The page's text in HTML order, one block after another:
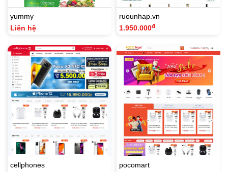
yummy
Liên hệ
ruounhap.vn
1.950.000đ
cellphones
pocomart